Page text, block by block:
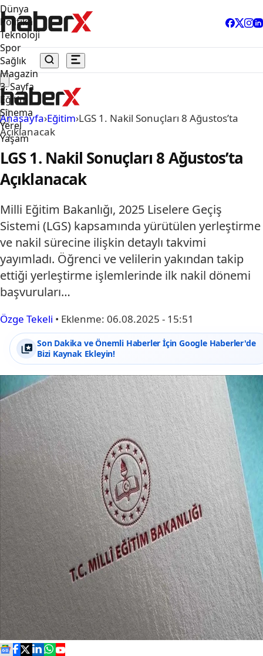
Dünya
Politika
Teknoloji
Spor
Sağlık
Magazin
3. Sayfa
Eğitim
Sinema
Yerel
Yaşam
Anasayfa›Eğitim›LGS 1. Nakil Sonuçları 8 Ağustos’ta
Açıklanacak
LGS 1. Nakil Sonuçları 8 Ağustos’ta
Açıklanacak
Milli Eğitim Bakanlığı, 2025 Liselere Geçiş
Sistemi (LGS) kapsamında yürütülen yerleştirme
ve nakil sürecine ilişkin detaylı takvimi
yayımladı. Öğrenci ve velilerin yakından takip
ettiği yerleştirme işlemlerinde ilk nakil dönemi
başvuruları…
Özge Tekeli • Eklenme: 06.08.2025 - 15:51
Son Dakika ve Önemli Haberler İçin Google Haberler'de
Bizi Kaynak Ekleyin!